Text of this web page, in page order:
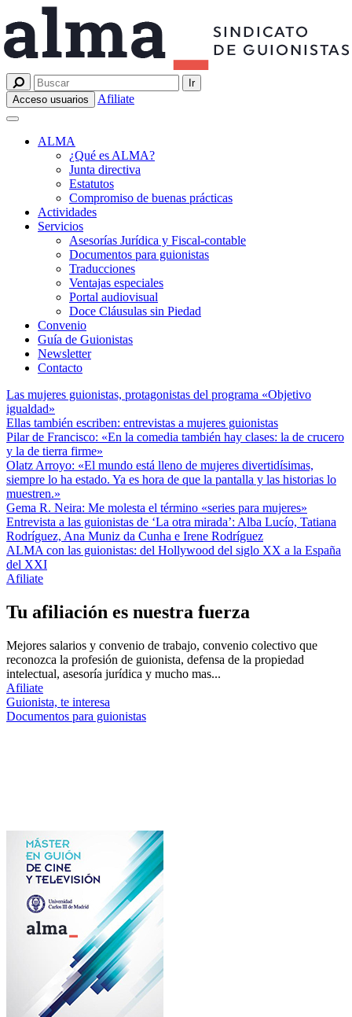
Acceso usuarios Afiliate
ALMA
¿Qué es ALMA?
Junta directiva
Estatutos
Compromiso de buenas prácticas
Actividades
Servicios
Asesorías Jurídica y Fiscal-contable
Documentos para guionistas
Traducciones
Ventajas especiales
Portal audiovisual
Doce Cláusulas sin Piedad
Convenio
Guía de Guionistas
Newsletter
Contacto
Las mujeres guionistas, protagonistas del programa «Objetivo
igualdad»
Ellas también escriben: entrevistas a mujeres guionistas
Pilar de Francisco: «En la comedia también hay clases: la de crucero
y la de tierra firme»
Olatz Arroyo: «El mundo está lleno de mujeres divertidísimas,
siempre lo ha estado. Ya es hora de que la pantalla y las historias lo
muestren.»
Gema R. Neira: Me molesta el término «series para mujeres»
Entrevista a las guionistas de ‘La otra mirada’: Alba Lucío, Tatiana
Rodríguez, Ana Muniz da Cunha e Irene Rodríguez
ALMA con las guionistas: del Hollywood del siglo XX a la España
del XXI
Afiliate
Tu afiliación es nuestra fuerza
Mejores salarios y convenio de trabajo, convenio colectivo que
reconozca la profesión de guionista, defensa de la propiedad
intelectual, asesoría jurídica y mucho mas...
Afiliate
Guionista, te interesa
Documentos para guionistas